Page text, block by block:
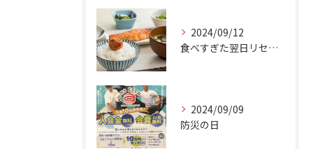
2024/09/12
食べすぎた翌日リセット方法
2024/09/09
防災の日